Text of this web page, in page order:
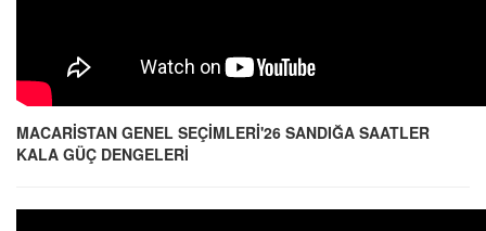
MACARİSTAN GENEL SEÇİMLERİ'26 SANDIĞA SAATLER
KALA GÜÇ DENGELERİ